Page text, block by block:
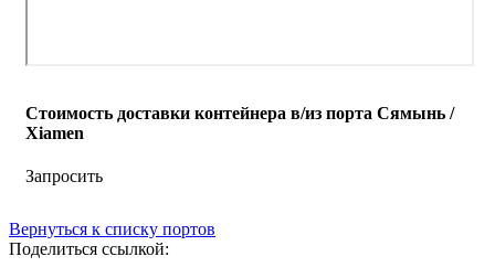
Стоимость доставки контейнера в/из порта Сямынь /
Xiamen
Запросить
Вернуться к списку портов
Поделиться ссылкой: